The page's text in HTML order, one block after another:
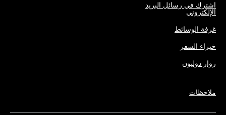
اشترك في رسائل البريد
الإلكتروني
غرفة الوسائط
خبراء السفر
زوار دوليون
ملاحظات